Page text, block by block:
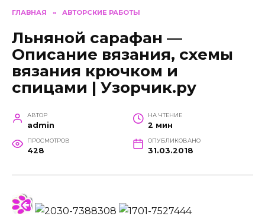
ГЛАВНАЯ » АВТОРСКИЕ РАБОТЫ
Льняной сарафан —
Описание вязания, схемы
вязания крючком и
спицами | Узорчик.ру
АВТОР
admin
НА ЧТЕНИЕ
2 мин
ПРОСМОТРОВ
428
ОПУБЛИКОВАНО
31.03.2018